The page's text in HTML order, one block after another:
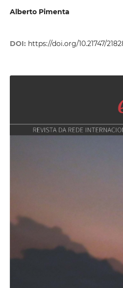
Alberto Pimenta
DOI: https://doi.org/10.21747/